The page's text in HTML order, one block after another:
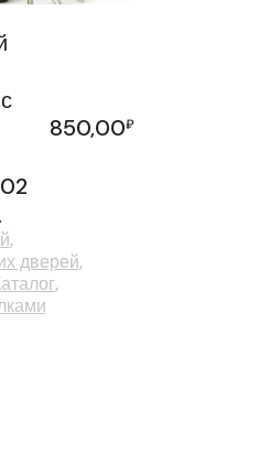
850,00₽
дверей